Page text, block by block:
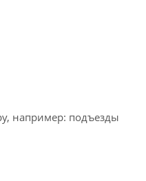
например: подъезды